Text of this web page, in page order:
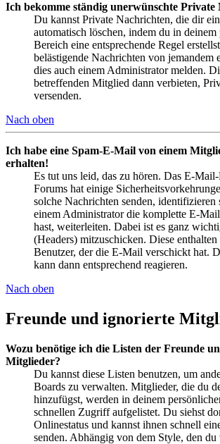
Ich bekomme ständig unerwünschte Private
Du kannst Private Nachrichten, die dir
automatisch löschen, indem du in deinem
Bereich eine entsprechende Regel
belästigende Nachrichten von jemandem
dies auch einem Administrator melden.
betreffenden Mitglied dann verbieten,
versenden.
Nach oben
Ich habe eine Spam-E-Mail von einem
erhalten!
Es tut uns leid, das zu hören. Das E-
Forums hat einige
solche Nachrichten senden, identifizieren
einem Administrator die komplette E-
hast, weiterleiten. Dabei ist es ganz
(Headers) mitzuschicken. Diese
Benutzer, der die E-Mail verschickt hat.
kann dann entsprechend reagieren.
Nach oben
Freunde und ignorierte
Wozu benötige ich die Listen der Freunde
Mitglieder?
Du kannst diese Listen benutzen, um
Boards zu verwalten. Mitglieder, die du
hinzufügst, werden in deinem
schnellen Zugriff aufgelistet. Du siehst
Onlinestatus und kannst ihnen schnell
senden. Abhängig von dem Style, den du